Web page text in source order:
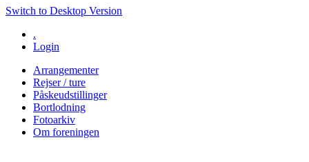
Switch to Desktop Version
.
Login
Arrangementer
Rejser / ture
Påskeudstillinger
Bortlodning
Fotoarkiv
Om foreningen